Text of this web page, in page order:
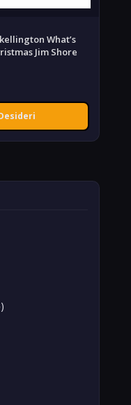
What’s
Jim Shore